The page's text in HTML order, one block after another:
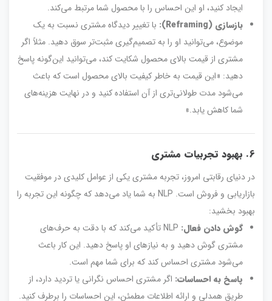
ایجاد کنید، او این احساس را با محصول شما مرتبط می‌کند.
بازسازی (Reframing):
با تغییر دیدگاه مشتری نسبت به یک
موضوع، می‌توانید او را به تصمیم‌گیری مثبت‌تر سوق دهید. مثلاً اگر
مشتری از قیمت بالای محصول شکایت کند، می‌توانید این‌گونه پاسخ
دهید: «این قیمت به خاطر کیفیت بالای محصول است که باعث
می‌شود مدت طولانی‌تری از آن استفاده کنید و در نهایت هزینه‌های
شما کاهش یابد.»
6. بهبود تجربیات مشتری
در دنیای رقابتی امروز، تجربه مشتری یکی از عوامل کلیدی در موفقیت
بازاریابی و فروش است. NLP به شما یاد می‌دهد که چگونه این تجربه را
بهبود بخشید:
گوش دادن فعال:
NLP تأکید می‌کند که با دقت به حرف‌های
مشتری گوش دهید و به نیازهای او پاسخ دهید. این کار باعث
می‌شود مشتری احساس کند که برای شما مهم است.
پاسخ به احساسات: اگر مشتری احساس نگرانی یا تردید دارد، از
طریق همدلی و ارائه اطلاعات مطمئن، این احساسات را برطرف کنید.